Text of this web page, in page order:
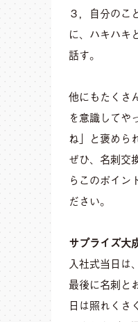
３，自分のこ
に、ハキハキ
話す。
他にもたくさ
を意識してや
ね」と褒めら
ぜひ、名刺交
らこのポイン
ださい。
サプライズ大
入社式当日は
最後に名刺と
日は照れくさ